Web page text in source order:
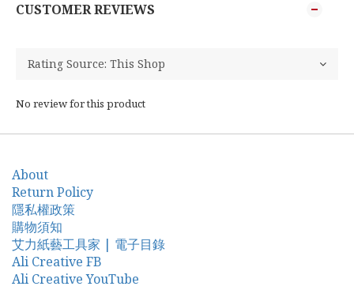
CUSTOMER REVIEWS
No review for this product
About
Return Policy
隱私權政策
購物須知
艾力紙藝工具家 | 電子目錄
Ali Creative FB
Ali Creative YouTube